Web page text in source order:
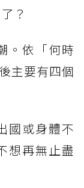
？
。依「何時
主要有四個
國或身體不
想再無止盡